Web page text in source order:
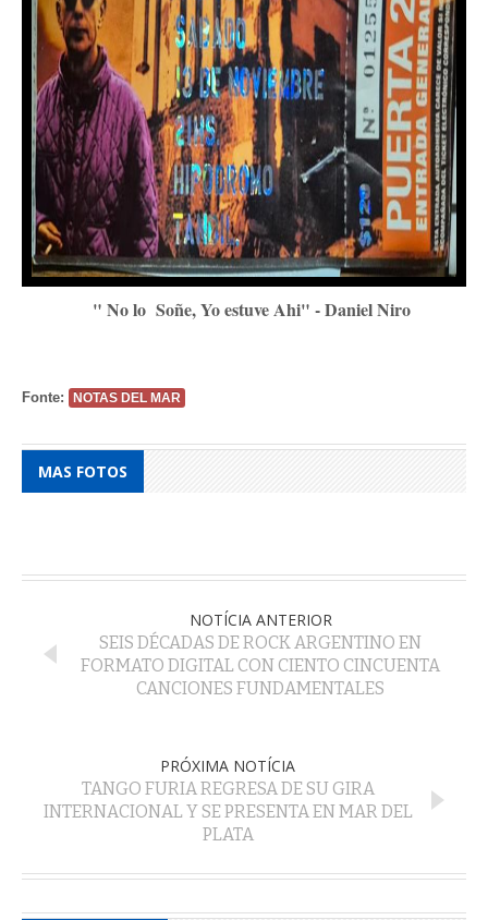
" No lo Soñe, Yo estuve Ahi" - Daniel Niro
Fonte: NOTAS DEL MAR
MAS FOTOS
NOTÍCIA ANTERIOR
SEIS DÉCADAS DE ROCK ARGENTINO EN
FORMATO DIGITAL CON CIENTO CINCUENTA
CANCIONES FUNDAMENTALES
PRÓXIMA NOTÍCIA
TANGO FURIA REGRESA DE SU GIRA
INTERNACIONAL Y SE PRESENTA EN MAR DEL
PLATA